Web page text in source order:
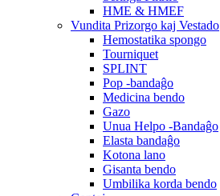
HME & HMEF
Vundita Prizorgo kaj Vestado
Hemostatika spongo
Tourniquet
SPLINT
Pop -bandaĝo
Medicina bendo
Gazo
Unua Helpo -Bandaĝo
Elasta bandaĝo
Kotona lano
Gisanta bendo
Umbilika korda bendo